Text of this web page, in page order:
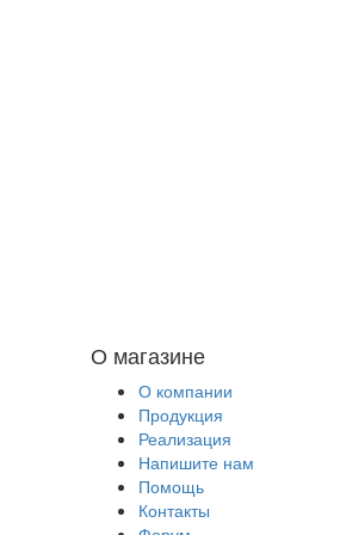
О магазине
О компании
Продукция
Реализация
Напишите нам
Помощь
Контакты